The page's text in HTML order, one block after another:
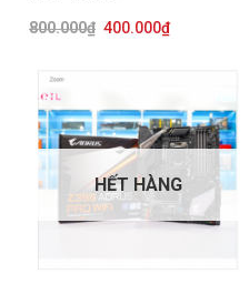
800.000₫ Giá
400.000₫Giá
hiện
HẾT HÀNG